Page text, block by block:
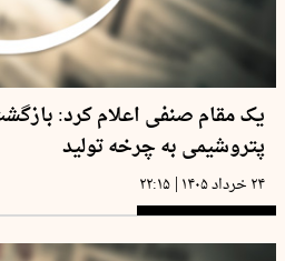
پتروشیمی به چرخه تولید
۲۴ خرداد ۱۴۰۵ | ۲۲:۱۵